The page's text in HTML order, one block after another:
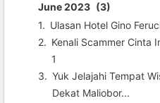
June 2023
3
Ulasan Hotel Gino
Kenali Scammer Cinta
1
Yuk Jelajahi Tempat
Dekat Maliobor...